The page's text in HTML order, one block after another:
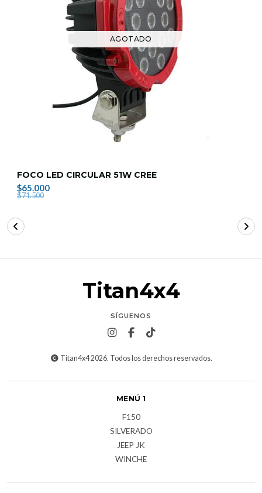
AGOTADO
FOCO LED CIRCULAR 51W CREE
$65.000
$71.500
Titan4x4
SÍGUENOS
Titan4x4 2026. Todos los derechos reservados.
MENÚ 1
F150
SILVERADO
JEEP JK
WINCHE